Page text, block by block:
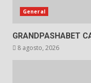
General
GRANDPASHABET
8 agosto, 2026